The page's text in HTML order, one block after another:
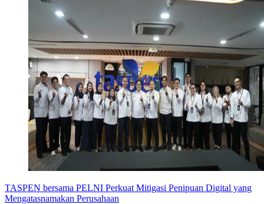
TASPEN bersama PELNI Perkuat Mitigasi Penipuan Digital yang
Mengatasnamakan Perusahaan